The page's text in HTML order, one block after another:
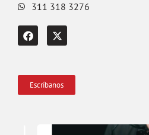
311 318 3276
Escríbanos